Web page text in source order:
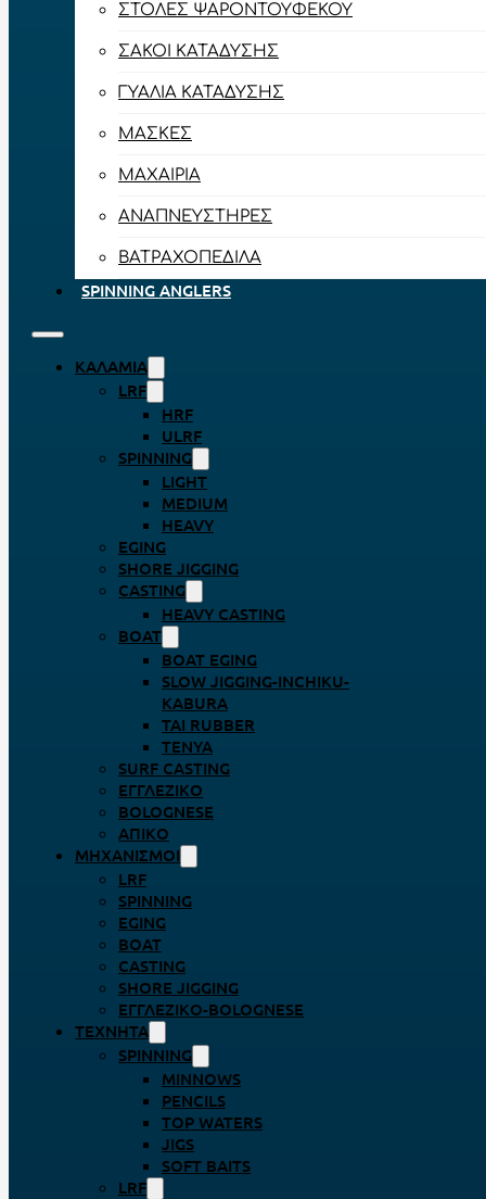
ΣΤΟΛΈΣ ΨΑΡΟΝΤΟΎΦΕΚΟΥ
ΣΆΚΟΙ ΚΑΤΆΔΥΣΗΣ
ΓΥΑΛΙΆ ΚΑΤΆΔΥΣΗΣ
ΜΆΣΚΕΣ
ΜΑΧΑΊΡΙΑ
ΑΝΑΠΝΕΥΣΤΉΡΕΣ
ΒΑΤΡΑΧΟΠΈΔΙΛΑ
SPINNING ANGLERS
ΚΑΛΆΜΙΑ
LRF
HRF
ULRF
SPINNING
LIGHT
MEDIUM
HEAVY
EGING
SHORE JIGGING
CASTING
HEAVY CASTING
BOAT
BOAT EGING
SLOW JIGGING-INCHIKU-
KABURA
TAI RUBBER
TENYA
SURF CASTING
ΕΓΓΛΈΖΙΚΟ
BOLOGNESE
ΑΠΊΚΟ
ΜΗΧΑΝΙΣΜΟΊ
LRF
SPINNING
EGING
BOAT
CASTING
SHORE JIGGING
ΕΓΓΛΈΖΙΚΟ-BOLOGNESE
ΤΕΧΝΗΤΆ
SPINNING
MINNOWS
PENCILS
TOP WATERS
JIGS
SOFT BAITS
LRF